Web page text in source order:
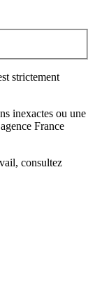
strictement
inexactes ou une
France
, consultez